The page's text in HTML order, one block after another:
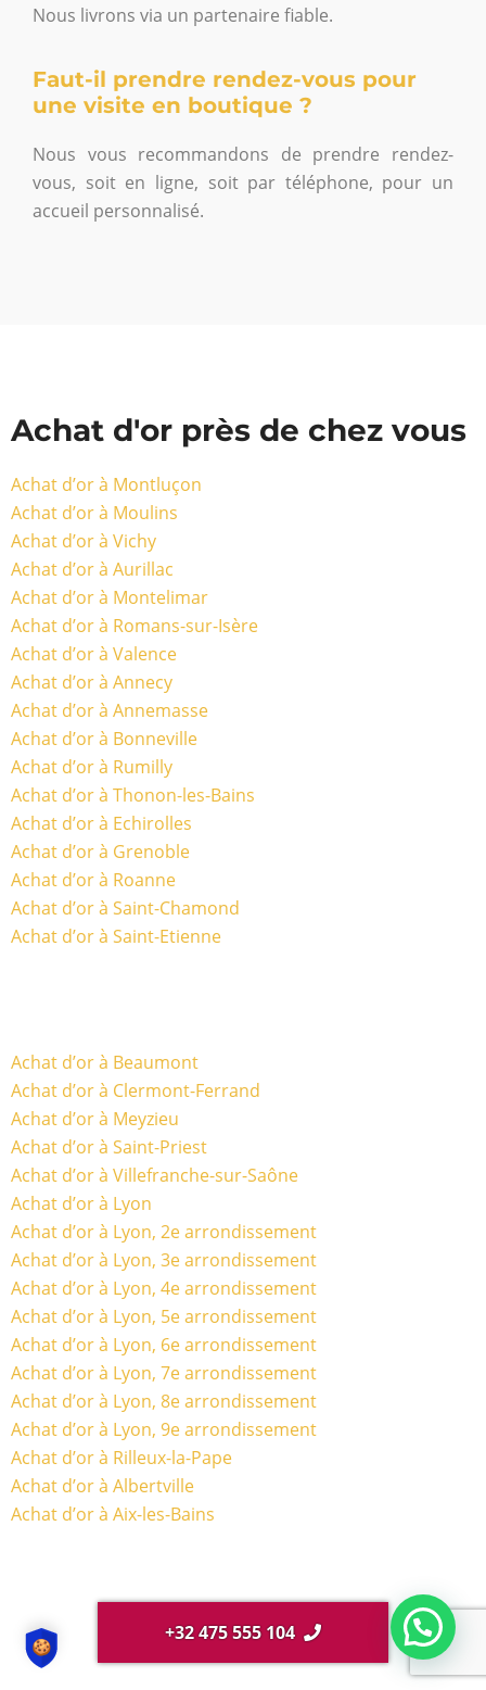
Nous livrons via un partenaire fiable.
Faut-il prendre rendez-vous pour
une visite en boutique ?
Nous vous recommandons de prendre rendez-
vous, soit en ligne, soit par téléphone, pour un
accueil personnalisé.
Achat d'or près de chez vous
Achat d’or à Montluçon
Achat d’or à Moulins
Achat d’or à Vichy
Achat d’or à Aurillac
Achat d’or à Montelimar
Achat d’or à Romans-sur-Isère
Achat d’or à Valence
Achat d’or à Annecy
Achat d’or à Annemasse
Achat d’or à Bonneville
Achat d’or à Rumilly
Achat d’or à Thonon-les-Bains
Achat d’or à Echirolles
Achat d’or à Grenoble
Achat d’or à Roanne
Achat d’or à Saint-Chamond
Achat d’or à Saint-Etienne
Achat d’or à Beaumont
Achat d’or à Clermont-Ferrand
Achat d’or à Meyzieu
Achat d’or à Saint-Priest
Achat d’or à Villefranche-sur-Saône
Achat d’or à Lyon
Achat d’or à Lyon, 2e arrondissement
Achat d’or à Lyon, 3e arrondissement
Achat d’or à Lyon, 4e arrondissement
Achat d’or à Lyon, 5e arrondissement
Achat d’or à Lyon, 6e arrondissement
Achat d’or à Lyon, 7e arrondissement
Achat d’or à Lyon, 8e arrondissement
Achat d’or à Lyon, 9e arrondissement
Achat d’or à Rilleux-la-Pape
Achat d’or à Albertville
Achat d’or à Aix-les-Bains
+32 475 555 104